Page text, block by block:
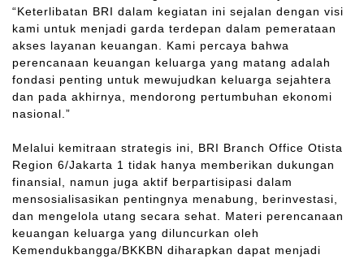
“Keterlibatan BRI dalam kegiatan ini sejalan dengan visi
kami untuk menjadi garda terdepan dalam pemerataan
akses layanan keuangan. Kami percaya bahwa
perencanaan keuangan keluarga yang matang adalah
fondasi penting untuk mewujudkan keluarga sejahtera
dan pada akhirnya, mendorong pertumbuhan ekonomi
nasional.”
Melalui kemitraan strategis ini, BRI Branch Office Otista
Region 6/Jakarta 1 tidak hanya memberikan dukungan
finansial, namun juga aktif berpartisipasi dalam
mensosialisasikan pentingnya menabung, berinvestasi,
dan mengelola utang secara sehat. Materi perencanaan
keuangan keluarga yang diluncurkan oleh
Kemendukbangga/BKKBN diharapkan dapat menjadi